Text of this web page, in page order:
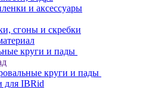
и аксессуары
сгоны и скребки
круги и пады
круги и пады
для IBRid